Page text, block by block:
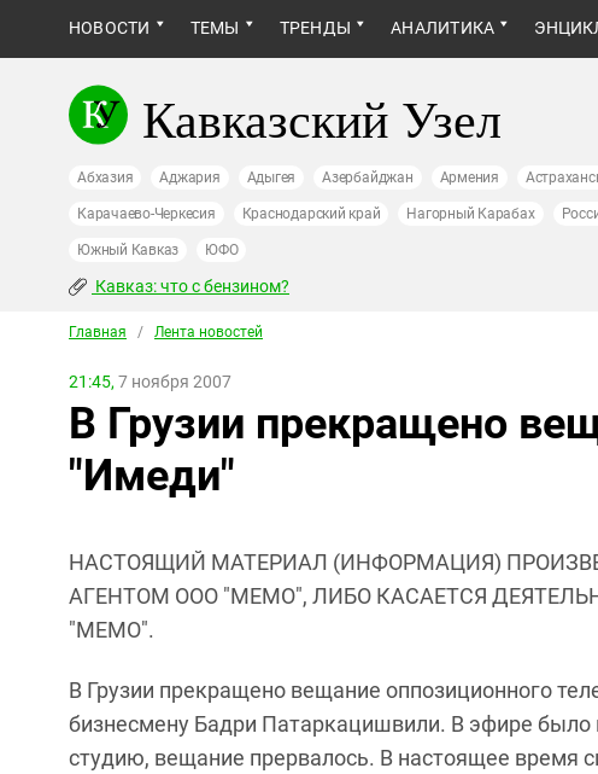
НОВОСТИ ТЕМЫ ТРЕНДЫ АНАЛИТИКА
Кавказский Узел
Абхазия Аджария Адыгея Азербайджан Армения
Карачаево-Черкесия Краснодарский край Нагорный Карабах
Южный Кавказ ЮФО
Кавказ: что с бензином?
Главная / Лента новостей
21:45, 7 ноября 2007
В Грузии прекращено
"Имеди"
НАСТОЯЩИЙ МАТЕРИАЛ (ИНФОРМАЦИЯ)
АГЕНТОМ ООО "МЕМО", ЛИБО КАСАЕТСЯ
"МЕМО".
В Грузии прекращено вещание оппозиционного
бизнесмену Бадри Патаркацишвили. В эфире было
студию, вещание прервалось. В настоящее время